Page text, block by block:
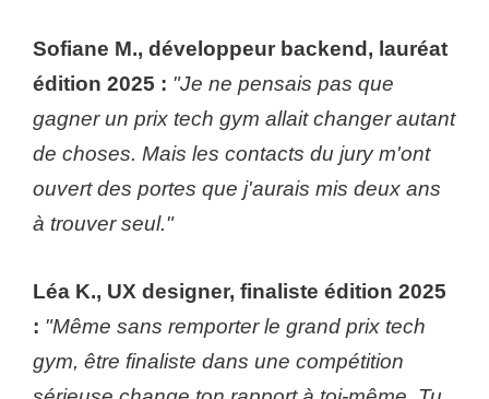
Sofiane M., développeur backend, lauréat
édition 2025 : "Je ne pensais pas que
gagner un prix tech gym allait changer autant
de choses. Mais les contacts du jury m'ont
ouvert des portes que j'aurais mis deux ans
à trouver seul."
Léa K., UX designer, finaliste édition 2025
: "Même sans remporter le grand prix tech
gym, être finaliste dans une compétition